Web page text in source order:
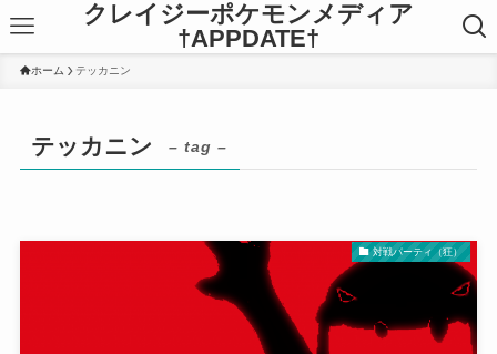
クレイジーポケモンメディア
†APPDATE†
ホーム テッカニン
テッカニン – tag –
対戦パーティ（狂）